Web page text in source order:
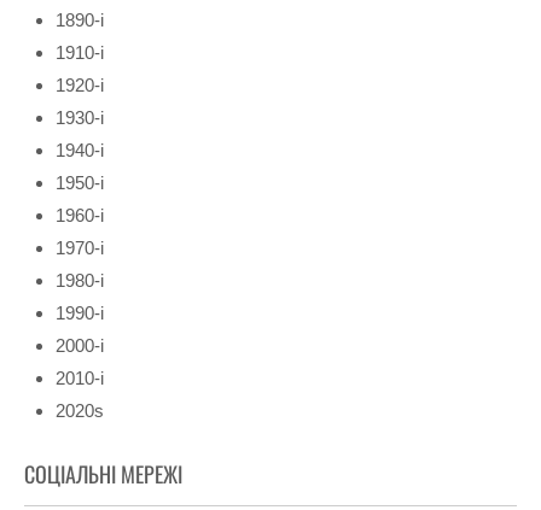
1890-і
1910-і
1920-і
1930-і
1940-і
1950-і
1960-і
1970-і
1980-і
1990-і
2000-і
2010-і
2020s
СОЦІАЛЬНІ МЕРЕЖІ